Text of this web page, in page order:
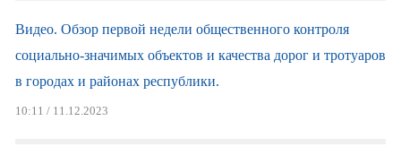
Видео. Обзор первой недели общественного контроля
социально-значимых объектов и качества дорог и тротуаров
в городах и районах республики.
10:11 / 11.12.2023